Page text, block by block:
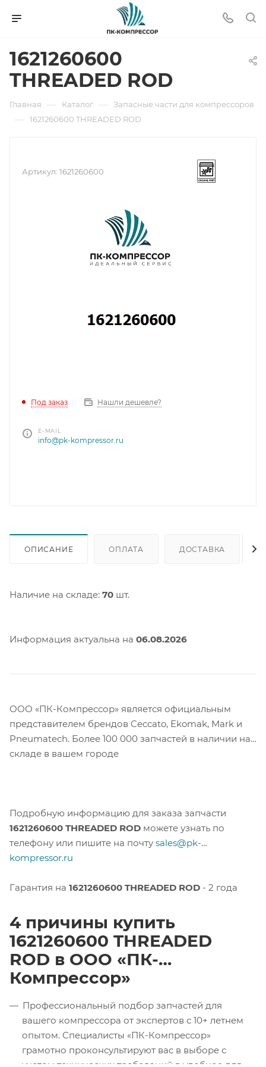
1621260600
THREADED ROD
Главная — Каталог — Запасные части для компрессоров
— 1621260600 THREADED ROD
Артикул: 1621260600
Под заказ Нашли дешевле?
E-MAIL
info@pk-kompressor.ru
ОПИСАНИЕ ОПЛАТА ДОСТАВКА
Наличие на складе: 70 шт.
Информация актуальна на 06.08.2026
ООО «ПК-Компрессор» является официальным
представителем брендов Ceccato, Ekomak, Mark и
Pneumatech. Более 100 000 запчастей в наличии на
складе в вашем городе
Подробную информацию для заказа запчасти
1621260600 THREADED ROD можете узнать по
телефону или пишите на почту sales@pk-
kompressor.ru
Гарантия на 1621260600 THREADED ROD - 2 года
4 причины купить
1621260600 THREADED
ROD в ООО «ПК-
Компрессор»
Профессиональный подбор запчастей для
вашего компрессора от экспертов с 10+ летнем
опытом. Специалисты «ПК-Компрессор»
грамотно проконсультируют вас в выборе с